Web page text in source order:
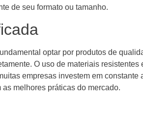
de seu formato ou tamanho.
optar por produtos de
O uso de materiais
empresas investem em constante
melhores práticas do mercado.